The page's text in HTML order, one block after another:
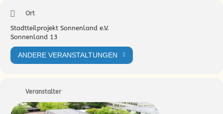
Ort
Stadtteilprojekt Sonnenland e.V.
Sonnenland 13
ANDERE VERANSTALTUNGEN
Veranstalter